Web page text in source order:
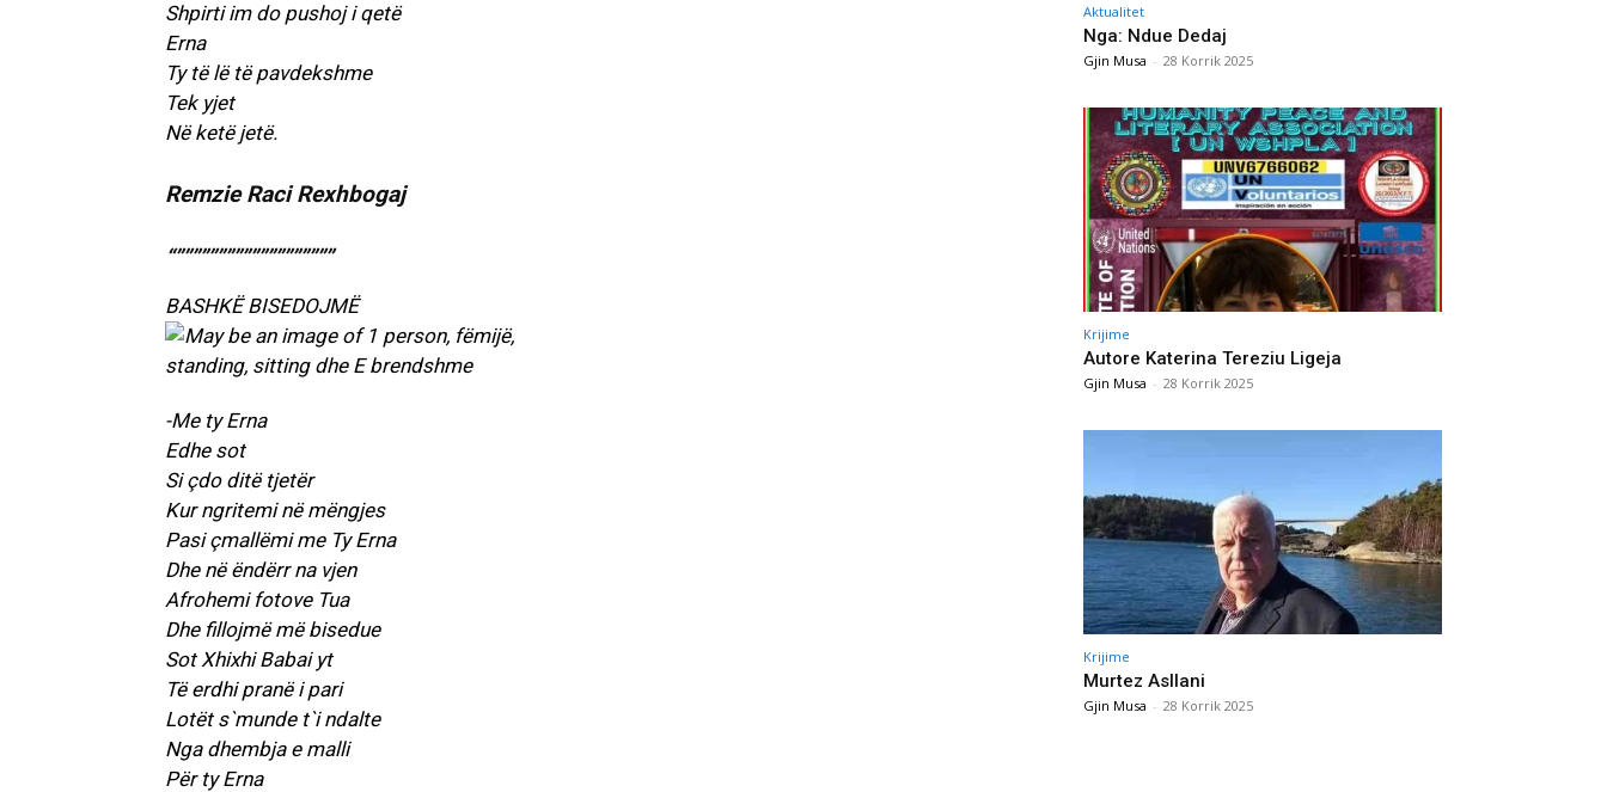
Shpirti im do pushoj i qetë
Erna
Ty të lë të pavdekshme
Tek yjet
Në ketë jetë.
Remzie Raci Rexhbogaj
“”””””””””””””””””””
BASHKË BISEDOJMË
-Me ty Erna
Edhe sot
Si çdo ditë tjetër
Kur ngritemi në mëngjes
Pasi çmallëmi me Ty Erna
Dhe në ëndërr na vjen
Afrohemi fotove Tua
Dhe fillojmë më bisedue
Sot Xhixhi Babai yt
Të erdhi pranë i pari
Lotët s`munde t`i ndalte
Nga dhembja e malli
Për ty Erna
Aktualitet
Nga: Ndue Dedaj
Gjin Musa - 28 Korrik 2025
Krijime
Autore Katerina Tereziu Ligeja
Gjin Musa - 28 Korrik 2025
Krijime
Murtez Asllani
Gjin Musa - 28 Korrik 2025